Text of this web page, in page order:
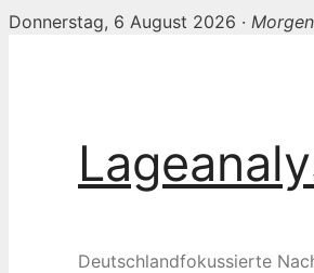
Donnerstag, 6 August 2026 ·
Deutschlandfokussierte